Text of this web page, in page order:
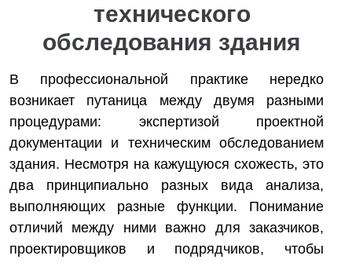
технического
обследования здания
В профессиональной практике нередко
возникает путаница между двумя разными
процедурами: экспертизой проектной
документации и техническим обследованием
здания. Несмотря на кажущуюся схожесть, это
два принципиально разных вида анализа,
выполняющих разные функции. Понимание
отличий между ними важно для заказчиков,
проектировщиков и подрядчиков, чтобы